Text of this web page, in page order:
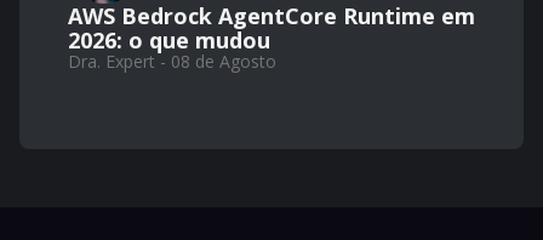
AWS Bedrock AgentCore Runtime em
2026: o que mudou
Dra. Expert - 08 de Agosto